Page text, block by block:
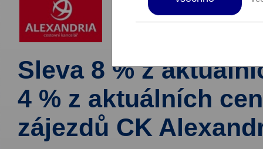
Sleva 8 % z
4 % z aktuálních
zájezdů CK